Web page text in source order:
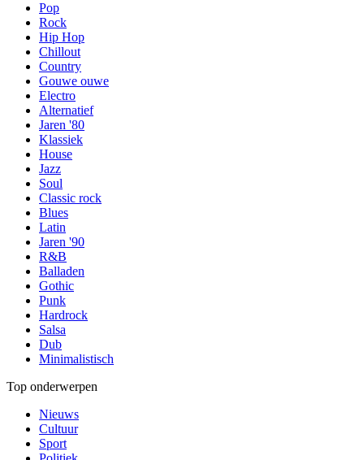
Pop
Rock
Hip Hop
Chillout
Country
Gouwe ouwe
Electro
Alternatief
Jaren '80
Klassiek
House
Jazz
Soul
Classic rock
Blues
Latin
Jaren '90
R&B
Balladen
Gothic
Punk
Hardrock
Salsa
Dub
Minimalistisch
Top onderwerpen
Nieuws
Cultuur
Sport